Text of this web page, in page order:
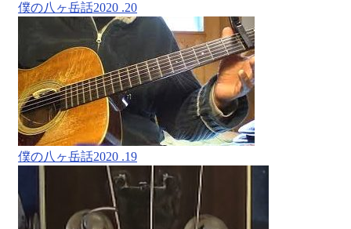
僕の八ヶ岳話2020 .20
僕の八ヶ岳話2020 .19